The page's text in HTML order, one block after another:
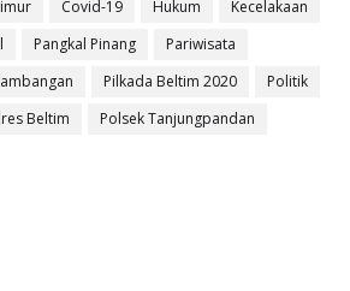
Covid-19 Hukum
Kecelakaan
Pangkal Pinang
Pariwisata
Pilkada Beltim 2020
Politik
Beltim
Polsek Tanjungpandan